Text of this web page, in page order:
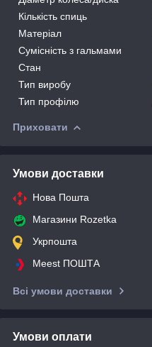
Кількість спиць
Матеріал
Сумісність з гальмами
Стан
Тип виробу
Тип профілю
Приховати
Умови доставки
Нова Пошта
Магазини Rozetka
Укрпошта
Meest ПОШТА
Всі умови доставки
Умови оплати